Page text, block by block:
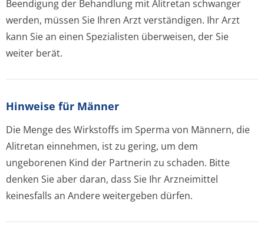
Beendigung der Behandlung mit Alitretan schwanger
werden, müssen Sie Ihren Arzt verständigen. Ihr Arzt
kann Sie an einen Spezialisten überweisen, der Sie
weiter berät.
Hinweise für Männer
Die Menge des Wirkstoffs im Sperma von Männern, die
Alitretan einnehmen, ist zu gering, um dem
ungeborenen Kind der Partnerin zu schaden. Bitte
denken Sie aber daran, dass Sie Ihr Arzneimittel
keinesfalls an Andere weitergeben dürfen.